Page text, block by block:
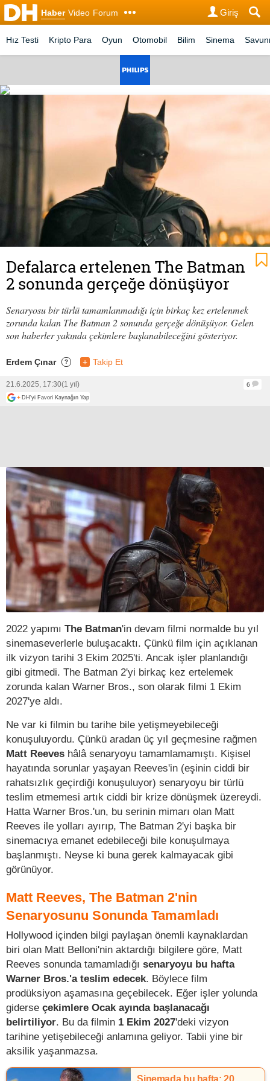
Haber Video Forum Giriş
Hız Testi Kripto Para Oyun Otomobil Bilim Sinema
Defalarca ertelenen The Batman
2 sonunda gerçeğe dönüşüyor
Senaryosu bir türlü tamamlanmadığı için birkaç kez ertelenmek
zorunda kalan The Batman 2 sonunda gerçeğe dönüşüyor. Gelen
son haberler yakında çekimlere başlanabileceğini gösteriyor.
Erdem Çınar ? + Takip Et
21.6.2025, 17:30(1 yıl)
6
+ DH'yi Favori Kaynağın Yap
2022 yapımı The Batman'in devam filmi normalde bu yıl
sinemaseverlerle buluşacaktı. Çünkü film için açıklanan
ilk vizyon tarihi 3 Ekim 2025'ti. Ancak işler planlandığı
gibi gitmedi. The Batman 2'yi birkaç kez ertelemek
zorunda kalan Warner Bros., son olarak filmi 1 Ekim
2027'ye aldı.
Ne var ki filmin bu tarihe bile yetişmeyebileceği
konuşuluyordu. Çünkü aradan üç yıl geçmesine rağmen
Matt Reeves hâlâ senaryoyu tamamlamamıştı. Kişisel
hayatında sorunlar yaşayan Reeves'in (eşinin ciddi bir
rahatsızlık geçirdiği konuşuluyor) senaryoyu bir türlü
teslim etmemesi artık ciddi bir krize dönüşmek üzereydi.
Hatta Warner Bros.'un, bu serinin mimarı olan Matt
Reeves ile yolları ayırıp, The Batman 2'yi başka bir
sinemacıya emanet edebileceği bile konuşulmaya
başlanmıştı. Neyse ki buna gerek kalmayacak gibi
görünüyor.
Matt Reeves, The Batman 2'nin
Senaryosunu Sonunda Tamamladı
Hollywood içinden bilgi paylaşan önemli kaynaklardan
biri olan Matt Belloni'nin aktardığı bilgilere göre, Matt
Reeves sonunda tamamladığı senaryoyu bu hafta
Warner Bros.'a teslim edecek. Böylece film
prodüksiyon aşamasına geçebilecek. Eğer işler yolunda
giderse çekimlere Ocak ayında başlanacağı
belirtiliyor. Bu da filmin 1 Ekim 2027'deki vizyon
tarihine yetişebileceği anlamına geliyor. Tabii yine bir
aksilik yaşanmazsa.
Sinemada bu hafta: 20